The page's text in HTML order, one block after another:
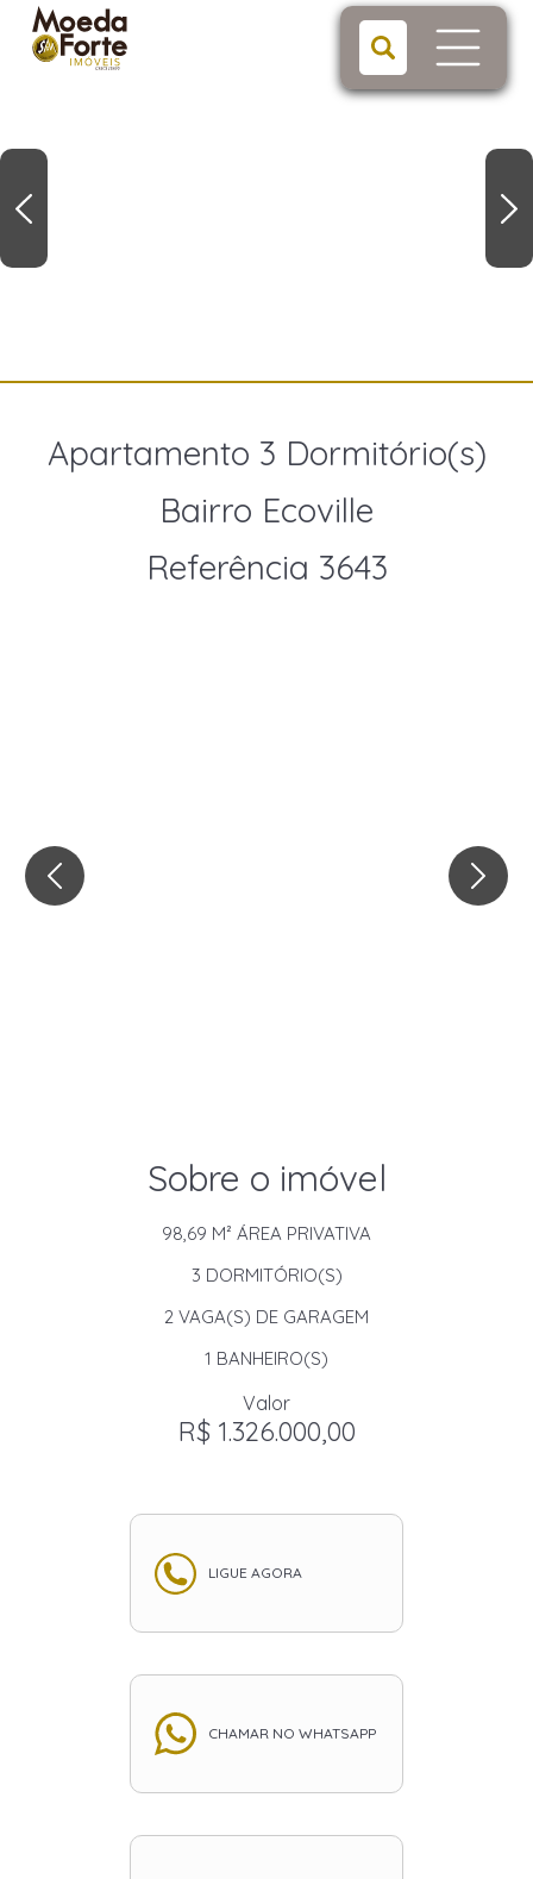
Apartamento 3 Dormitório(s)
Bairro Ecoville
Referência 3643
Sobre o imóvel
98,69 M² ÁREA PRIVATIVA
3 DORMITÓRIO(S)
2 VAGA(S) DE GARAGEM
1 BANHEIRO(S)
Valor
R$ 1.326.000,00
LIGUE AGORA
CHAMAR NO WHATSAPP